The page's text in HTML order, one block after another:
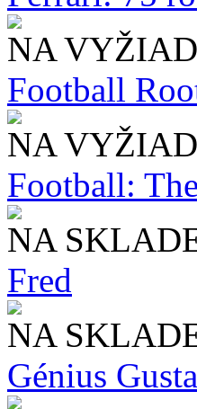
NA
Football
NA
Football:
NA
Fred
NA
Génius